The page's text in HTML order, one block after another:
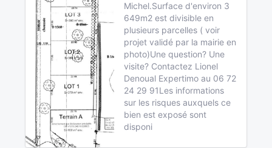
Michel.Surface d'environ 3
649m2 est divisible en
plusieurs parcelles ( voir
projet validé par la mairie en
photo)Une question? Une
visite? Contactez Lionel
Denoual Expertimo au 06 72
24 29 91Les informations
sur les risques auxquels ce
bien est exposé sont
disponi